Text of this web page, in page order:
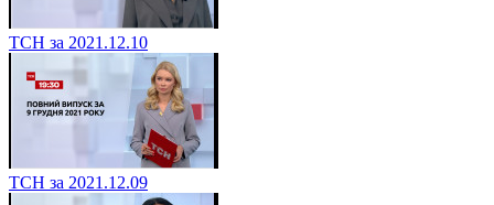
ТСН за 2021.12.10
ТСН за 2021.12.09